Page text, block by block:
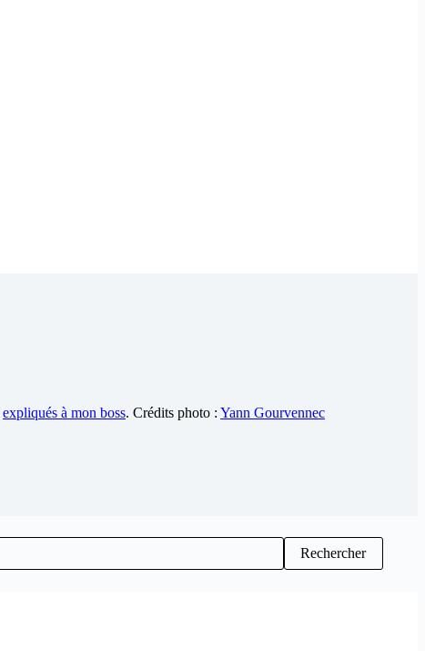
expliqués à mon boss. Crédits photo : Yann Gourvennec
Rechercher